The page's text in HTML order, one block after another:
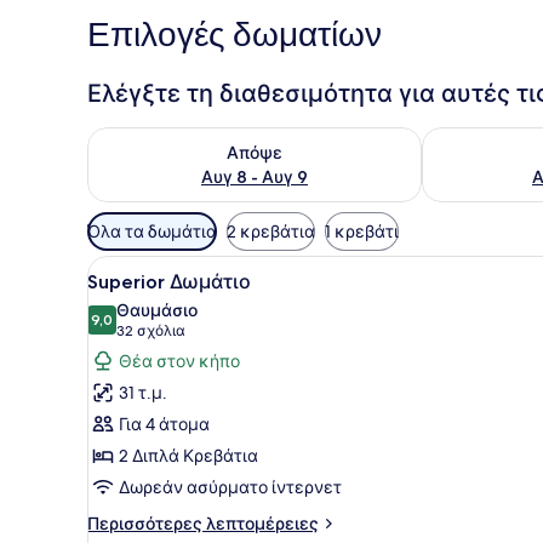
Επιλογές δωματίων
Ελέγξτε τη διαθεσιμότητα για αυτές
Απόψε
Αυγ 8 - Αυγ 9
Έλεγχος διαθεσιμότητας για απόψε Αυγ 8 - Αυγ 9
Έλεγχος
Διαθέσιμα
φίλτρα
για
τα
δωμάτια
Όλα τα δωμάτια 2 κρεβάτια 1 κρεβάτι
Προβολή
όλων
των
φωτογραφιών
για
Superior
Δωμάτιο
Ένα σύγχρονο δωμάτιο
9
Superior Δωμάτιο
9,09,0 στα 10
Θαυμάσιο
32 σχόλια
(32
σχόλια)
Θέα στον κήπο
31 τ.μ.
Για 4 άτομα
2 Διπλά Κρεβάτια
Δωρεάν ασύρματο ίντερνετ
Περισσότερες λεπτομέρειες
Περισσότερες